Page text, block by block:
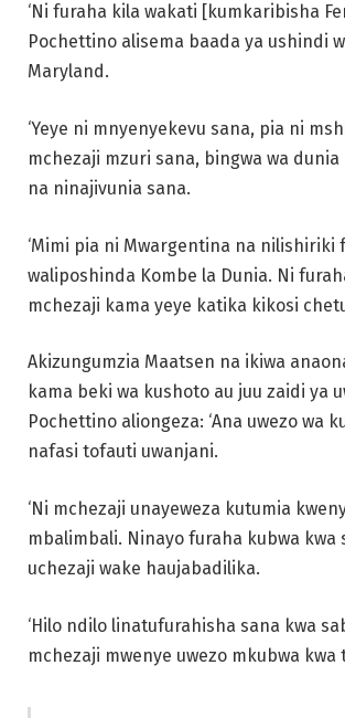
‘Ni furaha kila wakati [kumkaribisha
Pochettino alisema baada ya ushindi
Maryland.
‘Yeye ni mnyenyekevu sana, pia ni
mchezaji mzuri sana, bingwa wa
na ninajivunia sana.
‘Mimi pia ni Mwargentina na nilishiriki
waliposhinda Kombe la Dunia. Ni
mchezaji kama yeye katika kikosi
Akizungumzia Maatsen na ikiwa
kama beki wa kushoto au juu zaidi ya
Pochettino aliongeza: ‘Ana uwezo wa
nafasi tofauti uwanjani.
‘Ni mchezaji unayeweza kutumia
mbalimbali. Ninayo furaha kubwa kwa
uchezaji wake haujabadilika.
‘Hilo ndilo linatufurahisha sana kwa
mchezaji mwenye uwezo mkubwa kwa